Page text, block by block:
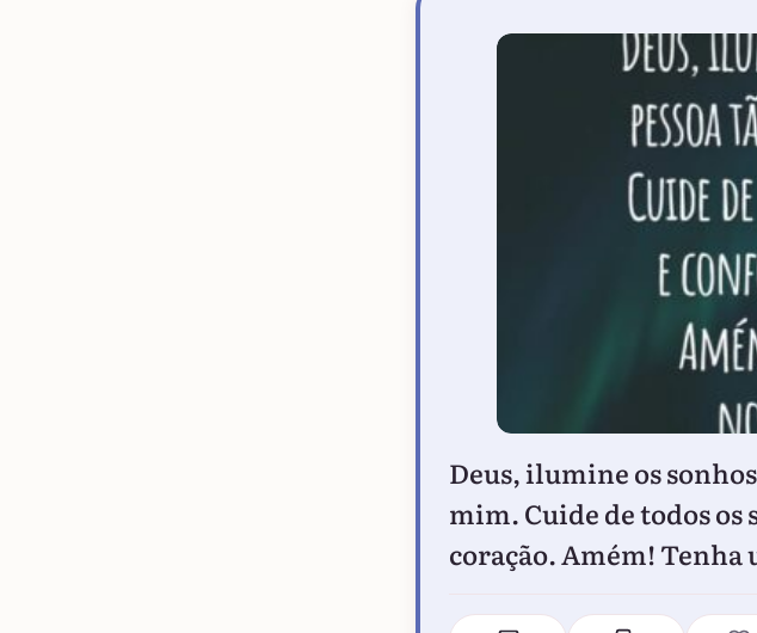
Deus, ilumine os
mim. Cuide de todos os
coração. Amém! Tenha